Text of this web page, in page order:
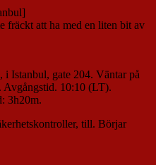
fräckt att ha med en liten bit av
Istanbul, gate 204. Väntar på
10:10 (LT).
3h20m.
till. Börjar